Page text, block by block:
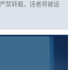
禁转载，违者将被追